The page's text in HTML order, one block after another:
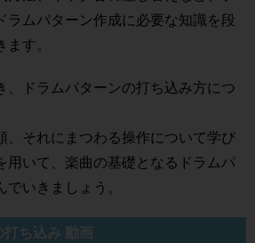
ラムパターン作成に必要な知識を段
す。
、ドラムパターンの打ち込み方につ
、それにまつわる操作について学び
用いて、楽曲の基礎となるドラムパ
いきましょう。
打ち込み 動画